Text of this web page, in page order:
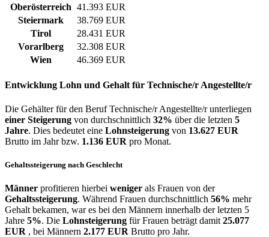
Oberösterreich 41.393 EUR
Steiermark
38.769 EUR
Tirol
28.431 EUR
Vorarlberg
32.308 EUR
Wien
46.369 EUR
Entwicklung Lohn und Gehalt für Technische/r Angestellte/r
Die Gehälter für den Beruf Technische/r Angestellte/r unterliegen
einer Steigerung von durchschnittlich 32% über die letzten 5
Jahre. Dies bedeutet eine Lohnsteigerung von 13.627 EUR
Brutto im Jahr bzw. 1.136 EUR pro Monat.
Gehaltssteigerung nach Geschlecht
Männer profitieren hierbei weniger als Frauen von der
Gehaltssteigerung. Während Frauen durchschnittlich 56% mehr
Gehalt bekamen, war es bei den Männern innerhalb der letzten 5
Jahre 5%. Die Lohnsteigerung für Frauen beträgt damit 25.077
EUR , bei Männern 2.177 EUR Brutto pro Jahr.